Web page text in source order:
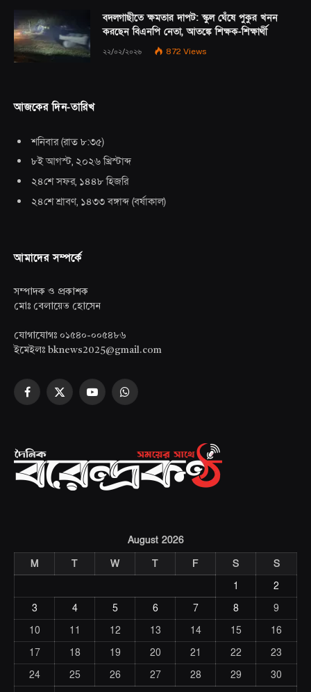
বদলগাছীতে ক্ষমতার দাপট: স্কুল ঘেঁষে পুকুর খনন
করছেন বিএনপি নেতা, আতঙ্কে শিক্ষক-শিক্ষার্থী
২২/০২/২০২৬ 872 Views
আজকের দিন-তারিখ
শনিবার(রাত ৮:৩৫)
৮ই আগস্ট, ২০২৬ খ্রিস্টাব্দ
২৪শে সফর, ১৪৪৮ হিজরি
২৪শে শ্রাবণ, ১৪৩৩ বঙ্গাব্দ (বর্ষাকাল)
আমাদের সম্পর্কে
সম্পাদক ও প্রকাশক
মোঃ বেলায়েত হোসেন
যোগাযোগঃ ০১৫৪০-০০৫৪৮৬
ইমেইলঃ bknews2025@gmail.com
Facebook
X
YouTubeWhatsApp
August 2026
M
T W T F S
S
1
2
3
4 5 6 7 8
9
10
11 12 13 14 15
16
17
18 19 20 21 22
23
24
25 26 27 28 29
30